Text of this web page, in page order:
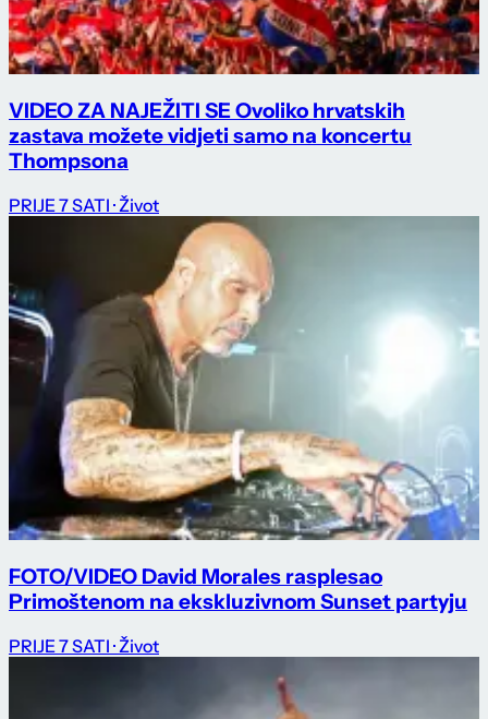
VIDEO ZA NAJEŽITI SE Ovoliko hrvatskih
zastava možete vidjeti samo na koncertu
Thompsona
PRIJE 7 SATI · Život
FOTO/VIDEO David Morales rasplesao
Primoštenom na ekskluzivnom Sunset partyju
PRIJE 7 SATI · Život